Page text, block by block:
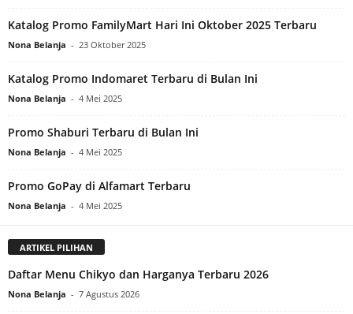
Katalog Promo FamilyMart Hari Ini Oktober 2025 Terbaru
Nona Belanja - 23 Oktober 2025
Katalog Promo Indomaret Terbaru di Bulan Ini
Nona Belanja - 4 Mei 2025
Promo Shaburi Terbaru di Bulan Ini
Nona Belanja - 4 Mei 2025
Promo GoPay di Alfamart Terbaru
Nona Belanja - 4 Mei 2025
ARTIKEL PILIHAN
Daftar Menu Chikyo dan Harganya Terbaru 2026
Nona Belanja - 7 Agustus 2026